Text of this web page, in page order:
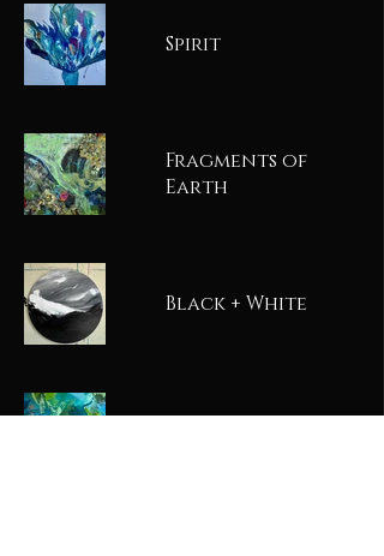
Spirit
Fragments of
Earth
Black + White